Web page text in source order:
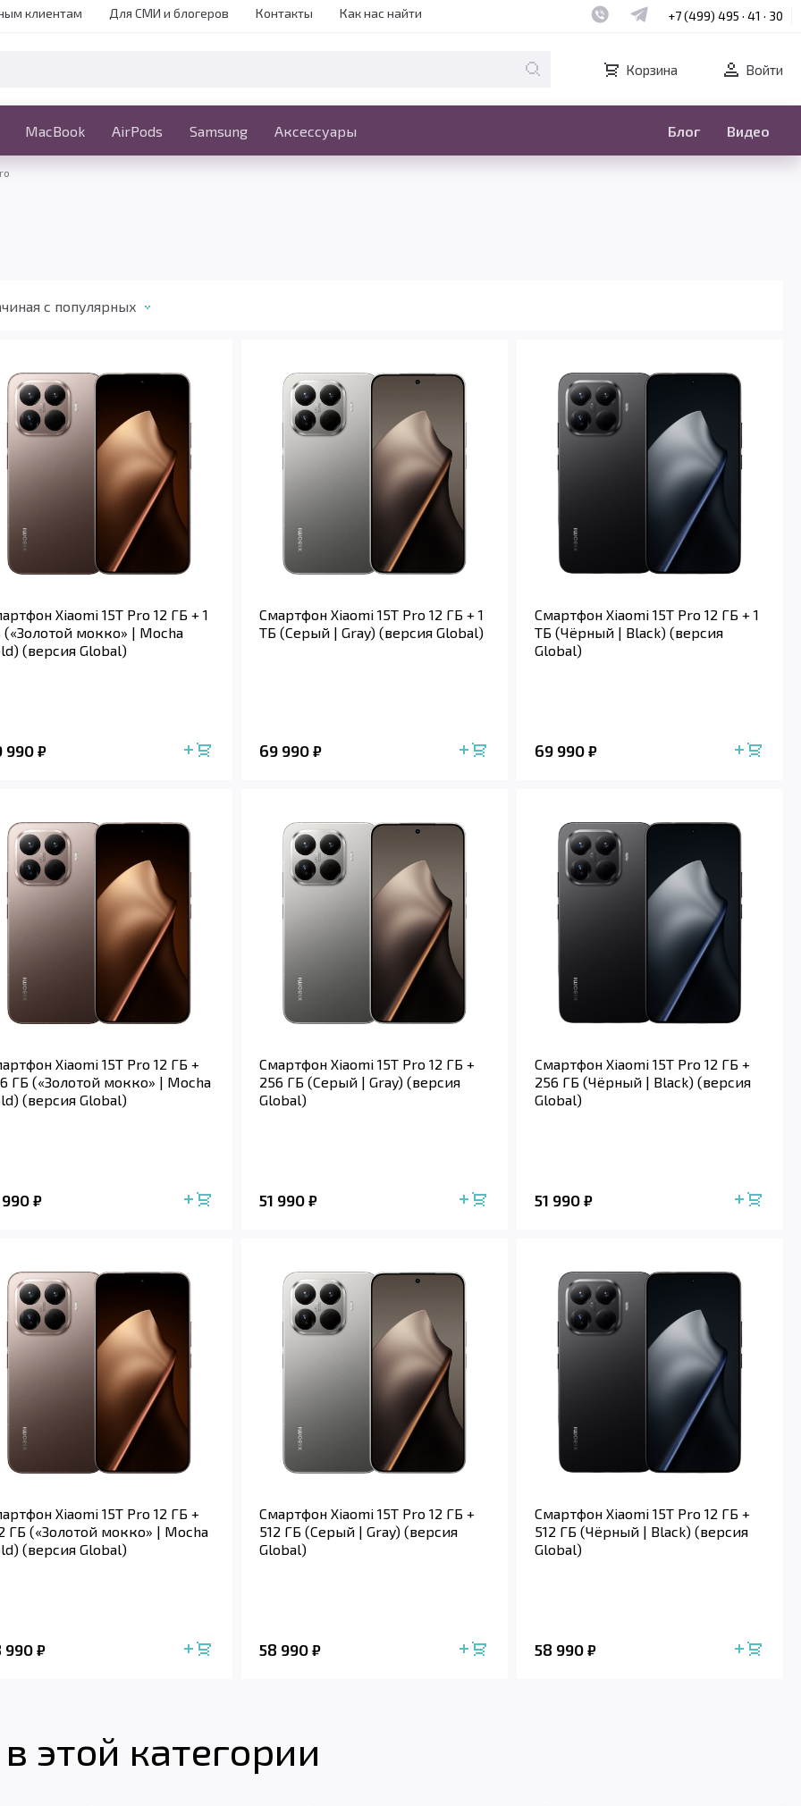
клиентам Для СМИ и блогеров Контакты Как нас найти Наш whatsapp
Наш telegram
+7 (499) 495 · 41 · 30
Корзина Войти
MacBook AirPods Samsung Аксессуары Блог Видео
iPhone MacBook Ещё
c популярных
Xiaomi 15T Pro 12 ГБ + 1
(«Золотой мокко» | Mocha
(версия Global)
990 ₽
Смартфон Xiaomi 15T Pro 12 ГБ + 1
ТБ (Серый | Gray) (версия Global)
69 990 ₽
Смартфон Xiaomi 15T Pro 12 ГБ + 1
ТБ (Чёрный | Black) (версия
Global)
69 990 ₽
Xiaomi 15T Pro 12 ГБ +
ГБ («Золотой мокко» | Mocha
(версия Global)
990₽
Смартфон Xiaomi 15T Pro 12 ГБ +
256 ГБ (Серый | Gray) (версия
Global)
51 990 ₽
Смартфон Xiaomi 15T Pro 12 ГБ +
256 ГБ (Чёрный | Black) (версия
Global)
51 990 ₽
Xiaomi 15T Pro 12 ГБ +
ГБ («Золотой мокко» | Mocha
(версия Global)
990 ₽
Смартфон Xiaomi 15T Pro 12 ГБ +
512 ГБ (Серый | Gray) (версия
Global)
58 990 ₽
Смартфон Xiaomi 15T Pro 12 ГБ +
512 ГБ (Чёрный | Black) (версия
Global)
58 990 ₽
этой категории